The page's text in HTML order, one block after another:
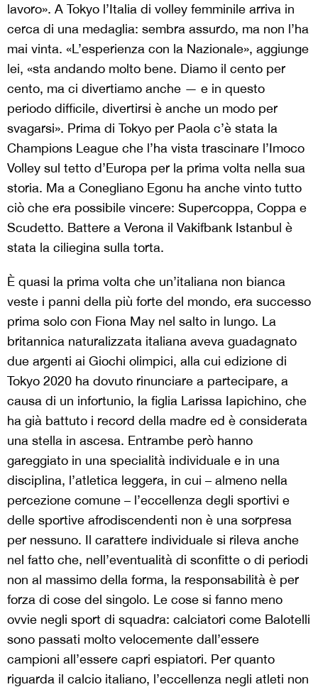
lavoro». A Tokyo l’Italia di volley femminile arriva in
cerca di una medaglia: sembra assurdo, ma non l’ha
mai vinta. «L’esperienza con la Nazionale», aggiunge
lei, «sta andando molto bene. Diamo il cento per
cento, ma ci divertiamo anche — e in questo
periodo difficile, divertirsi è anche un modo per
svagarsi». Prima di Tokyo per Paola c’è stata la
Champions League che l’ha vista trascinare l’Imoco
Volley sul tetto d’Europa per la prima volta nella sua
storia. Ma a Conegliano Egonu ha anche vinto tutto
ciò che era possibile vincere: Supercoppa, Coppa e
Scudetto. Battere a Verona il Vakifbank Istanbul è
stata la ciliegina sulla torta.
È quasi la prima volta che un’italiana non bianca
veste i panni della più forte del mondo, era successo
prima solo con Fiona May nel salto in lungo. La
britannica naturalizzata italiana aveva guadagnato
due argenti ai Giochi olimpici, alla cui edizione di
Tokyo 2020 ha dovuto rinunciare a partecipare, a
causa di un infortunio, la figlia Larissa Iapichino, che
ha già battuto i record della madre ed è considerata
una stella in ascesa. Entrambe però hanno
gareggiato in una specialità individuale e in una
disciplina, l’atletica leggera, in cui – almeno nella
percezione comune – l’eccellenza degli sportivi e
delle sportive afrodiscendenti non è una sorpresa
per nessuno. Il carattere individuale si rileva anche
nel fatto che, nell’eventualità di sconfitte o di periodi
non al massimo della forma, la responsabilità è per
forza di cose del singolo. Le cose si fanno meno
ovvie negli sport di squadra: calciatori come Balotelli
sono passati molto velocemente dall’essere
campioni all’essere capri espiatori. Per quanto
riguarda il calcio italiano, l’eccellenza negli atleti non